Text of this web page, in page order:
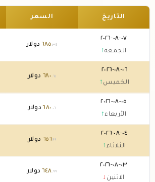
التاريخ السعر
٠٧-٠٨-٢٠٢٦
الجمعة↑
٦٨٥ .٣٤ دولار
٠٦-٠٨-٢٠٢٦
الخميس ↑
٦٨٠ .٦٥ دولار
٠٥-٠٨-٢٠٢٦
الأربعاء↑
٦٨٠ .٠٦ دولار
٠٤-٠٨-٢٠٢٦
الثلاثاء ↑
٦٥٦ .٩٩ دولار
٠٣-٠٨-٢٠٢٦
الاثنين ↓
٦٤٨ .٩٩ دولار